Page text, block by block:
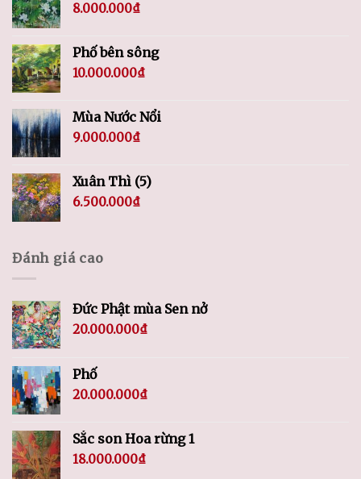
8.000.000₫
Phố bên sông
10.000.000₫
Mùa Nước Nổi
9.000.000₫
Xuân Thì (5)
6.500.000₫
Đánh giá cao
Đức Phật mùa Sen nở
20.000.000₫
Phố
20.000.000₫
Sắc son Hoa rừng 1
18.000.000₫